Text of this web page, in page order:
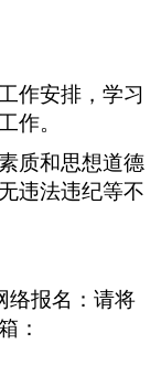
作安排，学习
作。
质和思想道德
违法违纪等不
络报名：请将
：